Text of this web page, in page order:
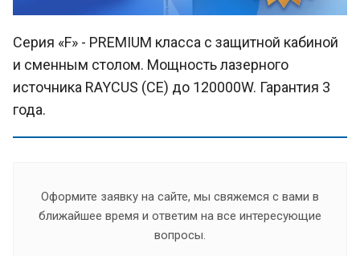
Серия «F» - PREMIUM класса с защитной кабиной
и сменным столом. Мощность лазерного
источника RAYCUS (СЕ) до 120000W. Гарантия 3
года.
Оформите заявку на сайте, мы свяжемся с вами в
ближайшее время и ответим на все интересующие
вопросы.